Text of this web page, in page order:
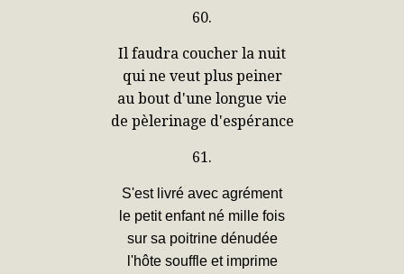
60.
Il faudra coucher la nuit
qui ne veut plus peiner
au bout d'une longue vie
de pèlerinage d'espérance
61.
S'est livré avec agrément
le petit enfant né mille fois
sur sa poitrine dénudée
l'hôte souffle et imprime